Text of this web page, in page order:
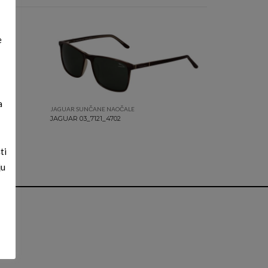
JAGUAR SUNČANE NAOČALE
JAGUAR 03_7121_4702